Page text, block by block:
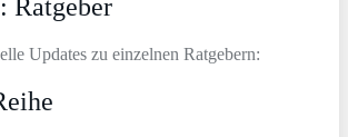
Ratgeber
Updates zu einzelnen Ratgebern: